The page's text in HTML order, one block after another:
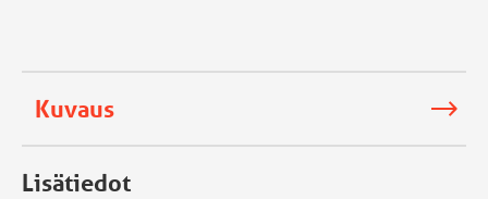
Kuvaus
Lisätiedot